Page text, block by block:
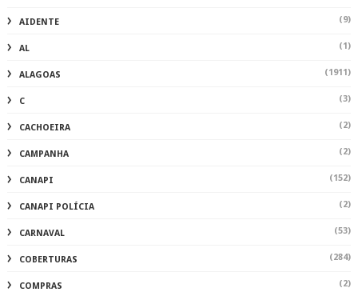
AIDENTE (9)
AL (1)
ALAGOAS (1911)
C (3)
CACHOEIRA (2)
CAMPANHA (2)
CANAPI (152)
CANAPI POLÍCIA (2)
CARNAVAL (53)
COBERTURAS (284)
COMPRAS (2)